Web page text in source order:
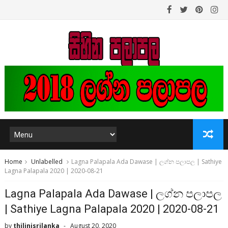
Home Unlabelled
Lagna Palapala Ada Dawase | ලග්න පලාපල | Sathiye
Lagna Palapala 2020 | 2020-08-21
Lagna Palapala Ada Dawase | ලග්න පලාපල
| Sathiye Lagna Palapala 2020 | 2020-08-21
by thilinisrilanka August 20, 2020